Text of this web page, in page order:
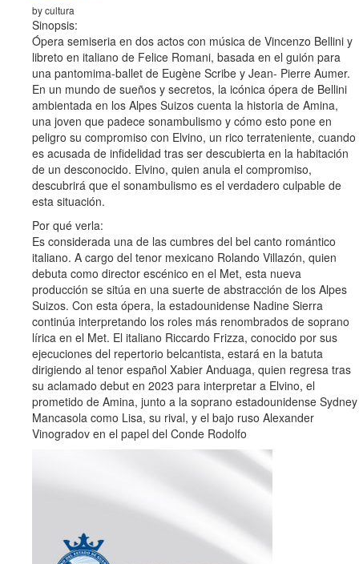
by cultura
Sinopsis:
Ópera semiseria en dos actos con música de Vincenzo Bellini y
libreto en italiano de Felice Romani, basada en el guión para
una pantomima-ballet de Eugène Scribe y Jean- Pierre Aumer.
En un mundo de sueños y secretos, la icónica ópera de Bellini
ambientada en los Alpes Suizos cuenta la historia de Amina,
una joven que padece sonambulismo y cómo esto pone en
peligro su compromiso con Elvino, un rico terrateniente, cuando
es acusada de infidelidad tras ser descubierta en la habitación
de un desconocido. Elvino, quien anula el compromiso,
descubrirá que el sonambulismo es el verdadero culpable de
esta situación.
Por qué verla:
Es considerada una de las cumbres del bel canto romántico
italiano. A cargo del tenor mexicano Rolando Villazón, quien
debuta como director escénico en el Met, esta nueva
producción se sitúa en una suerte de abstracción de los Alpes
Suizos. Con esta ópera, la estadounidense Nadine Sierra
continúa interpretando los roles más renombrados de soprano
lírica en el Met. El italiano Riccardo Frizza, conocido por sus
ejecuciones del repertorio belcantista, estará en la batuta
dirigiendo al tenor español Xabier Anduaga, quien regresa tras
su aclamado debut en 2023 para interpretar a Elvino, el
prometido de Amina, junto a la soprano estadounidense Sydney
Mancasola como Lisa, su rival, y el bajo ruso Alexander
Vinogradov en el papel del Conde Rodolfo